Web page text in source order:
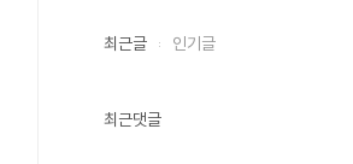
최근글 인기글
최근댓글